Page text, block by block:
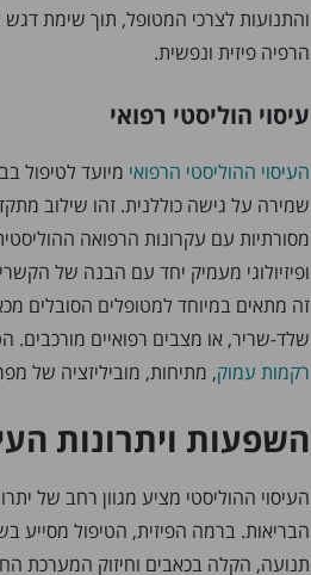
והתנועות לצרכי המטופל, תוך שימת
הרפיה פיזית ונפשית.
עיסוי הוליסטי רפואי
העיסוי ההוליסטי הרפואי מיועד לטיפול
שמירה על גישה כוללנית. זהו שילוב
מסורתיות עם עקרונות הרפואה
ופיזיולוגי מעמיק יחד עם הבנה של
זה מתאים במיוחד למטופלים הסובלים
שלד-שריר, או מצבים רפואיים מורכבים.
רקמות עמוק, מתיחות, מוביליזציה של
השפעות ויתרונות
העיסוי ההוליסטי מציע מגוון רחב של
הבריאות. ברמה הפיזית, הטיפול מסייע
תנועה, הקלה בכאבים וחיזוק המערכת